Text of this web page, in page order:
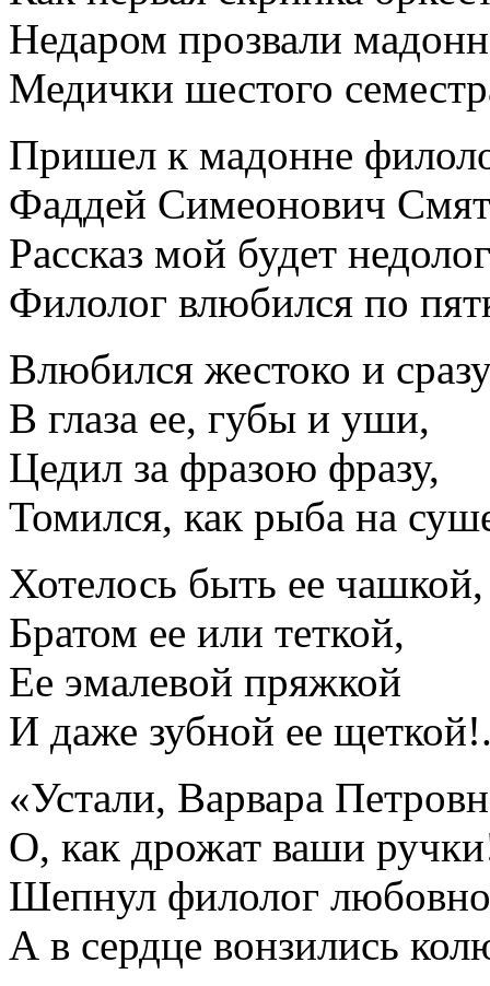
Недаром прозвали
Медички шестого
Пришел к мадонне
Фаддей Симеонович
Рассказ мой будет
Филолог влюбился по
Влюбился жестоко и
В глаза ее, губы и уши,
Цедил за фразою фразу,
Томился, как рыба на
Хотелось быть ее чашкой,
Братом ее или теткой,
Ее эмалевой пряжкой
И даже зубной ее
«Устали, Варвара
О, как дрожат ваши
Шепнул филолог
А в сердце вонзились